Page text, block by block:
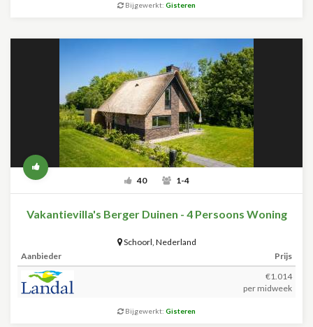
Bijgewerkt: Gisteren
40 1-4
Vakantievilla's Berger Duinen - 4 Persoons Woning
Schoorl, Nederland
Aanbieder
Prijs
€1.014
per midweek
Bijgewerkt: Gisteren